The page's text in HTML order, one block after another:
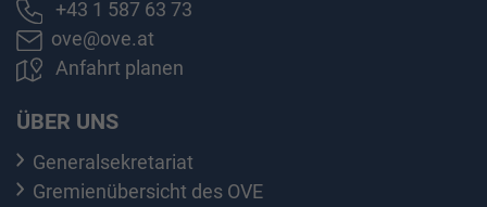
+43 1 587 63 73
ove@ove.at
Anfahrt planen
ÜBER UNS
Generalsekretariat
Gremienübersicht des OVE